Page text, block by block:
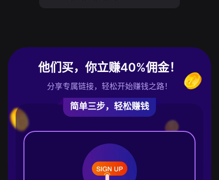
他们买，你立赚40%佣金！
分享专属链接，轻松开始赚钱之路！
简单三步，轻松赚钱